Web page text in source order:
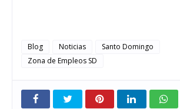
Blog Noticias
Santo Domingo
Zona de Empleos SD